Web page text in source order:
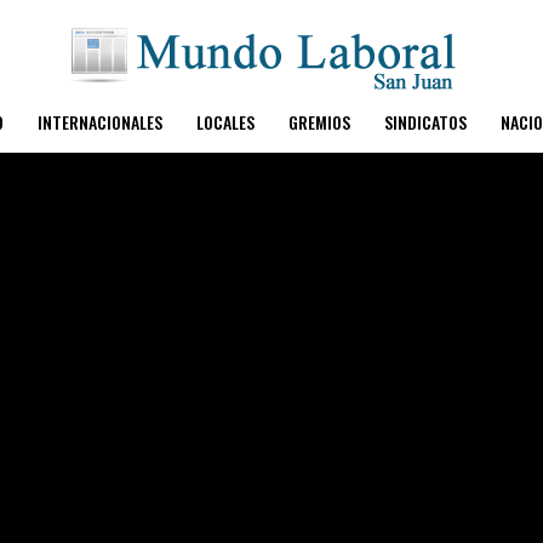
INTERNACIONALES LOCALES GREMIOS SINDICATOS